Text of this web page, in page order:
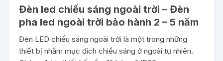
Đèn led chiếu sáng ngoài trời – Đèn
pha led ngoài trời bảo hành 2 – 5 năm
Đèn LED chiếu sáng ngoài trời là một trong những
thiết bị nhằm mục đích chiếu sáng ở ngoài tự nhiên.